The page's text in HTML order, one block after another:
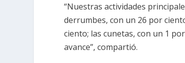
“Nuestras actividades
derrumbes, con un 26 por
ciento; las cunetas, con un 1
avance”, compartió.